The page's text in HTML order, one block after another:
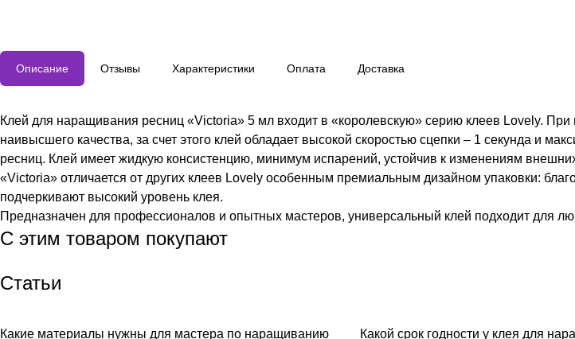
Описание Отзывы Характеристики Оплата Доставка
Клей для наращивания ресниц «Victoria» 5 мл входит в «королевскую» серию клеев Lovely.
наивысшего качества, за счет этого клей обладает высокой скоростью сцепки – 1 секунда и
ресниц. Клей имеет жидкую консистенцию, минимум испарений, устойчив к изменениям
«Victoria» отличается от других клеев Lovely особенным премиальным дизайном упаковки:
подчеркивают высокий уровень клея.
Предназначен для профессионалов и опытных мастеров, универсальный клей подходит для
С этим товаром покупают
Статьи
Какие материалы нужны для мастера по наращиванию
Какой срок годности у клея для